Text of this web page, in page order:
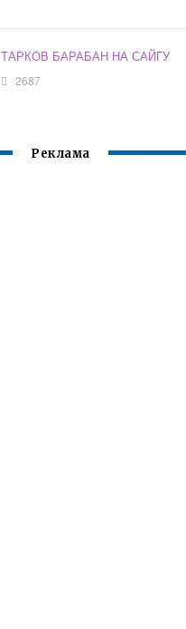
ТАРКОВ БАРАБАН НА САЙГУ
2687
Реклама